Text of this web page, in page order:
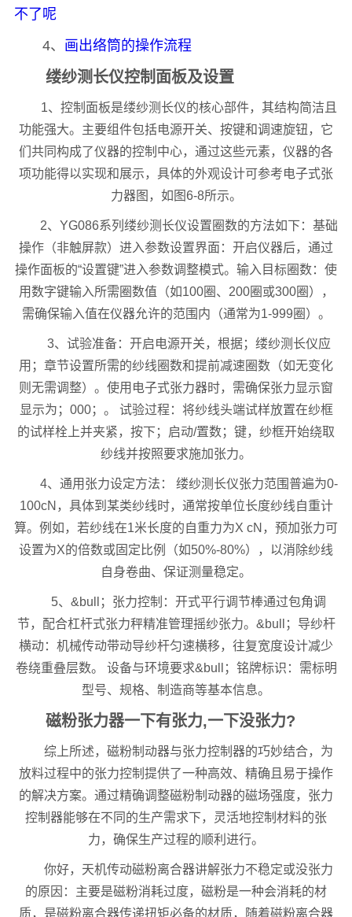
不了呢
4、 画出络筒的操作流程
缕纱测长仪控制面板及设置
1、控制面板是缕纱测长仪的核心部件，其结构简洁且
功能强大。主要组件包括电源开关、按键和调速旋钮，它
们共同构成了仪器的控制中心，通过这些元素，仪器的各
项功能得以实现和展示，具体的外观设计可参考电子式张
力器图，如图6-8所示。
2、YG086系列缕纱测长仪设置圈数的方法如下：基础
操作（非触屏款）进入参数设置界面：开启仪器后，通过
操作面板的“设置键”进入参数调整模式。输入目标圈数：使
用数字键输入所需圈数值（如100圈、200圈或300圈），
需确保输入值在仪器允许的范围内（通常为1-999圈）。
3、试验准备：开启电源开关，根据；缕纱测长仪应
用；章节设置所需的纱线圈数和提前减速圈数（如无变化
则无需调整）。使用电子式张力器时，需确保张力显示窗
显示为；000；。 试验过程：将纱线头端试样放置在纱框
的试样栓上并夹紧，按下；启动/置数；键，纱框开始绕取
纱线并按照要求施加张力。
4、通用张力设定方法： 缕纱测长仪张力范围普遍为0-
100cN，具体到某类纱线时，通常按单位长度纱线自重计
算。例如，若纱线在1米长度的自重力为X cN，预加张力可
设置为X的倍数或固定比例（如50%-80%），以消除纱线
自身卷曲、保证测量稳定。
5、&bull；张力控制：开式平行调节棒通过包角调
节，配合杠杆式张力秤精准管理摇纱张力。&bull；导纱杆
横动：机械传动带动导纱杆匀速横移，往复宽度设计减少
卷绕重叠层数。 设备与环境要求&bull；铭牌标识：需标明
型号、规格、制造商等基本信息。
磁粉张力器一下有张力,一下没张力?
综上所述，磁粉制动器与张力控制器的巧妙结合，为
放料过程中的张力控制提供了一种高效、精确且易于操作
的解决方案。通过精确调整磁粉制动器的磁场强度，张力
控制器能够在不同的生产需求下，灵活地控制材料的张
力，确保生产过程的顺利进行。
你好，天机传动磁粉离合器讲解张力不稳定或没张力
的原因：主要是磁粉消耗过度，磁粉是一种会消耗的材
质，是磁粉离合器传递扭矩必备的材质，随着磁粉离合器